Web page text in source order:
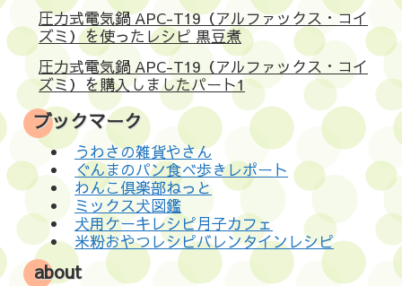
圧力式電気鍋 APC-T19（アルファックス・コイ
ズミ）を使ったレシピ 黒豆煮
圧力式電気鍋 APC-T19（アルファックス・コイ
ズミ）を購入しましたパート1
ブックマーク
うわさの雑貨やさん
ぐんまのパン食べ歩きレポート
わんこ倶楽部ねっと
ミックス犬図鑑
犬用ケーキレシピ月子カフェ
米粉おやつレシピバレンタインレシピ
about